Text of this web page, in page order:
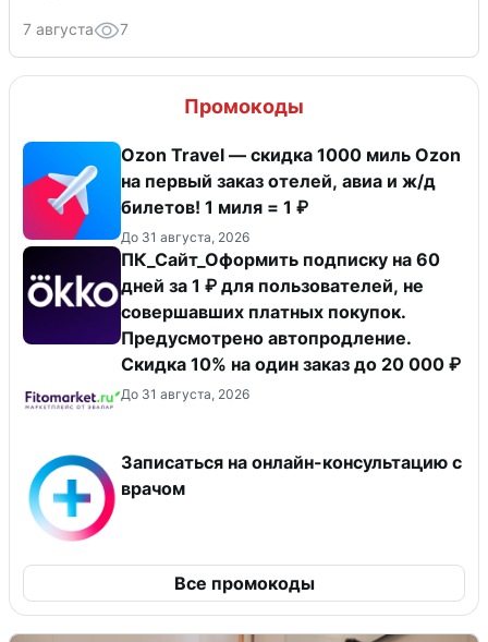
7 августа 7
Промокоды
Ozon Travel — скидка 1000 миль Ozon
на первый заказ отелей, авиа и ж/д
билетов! 1 миля = 1 ₽
До 31 августа, 2026
ПК_Сайт_Оформить подписку на 60
дней за 1 ₽ для пользователей, не
совершавших платных покупок.
Предусмотрено автопродление.
Скидка 10% на один заказ до 20 000 ₽
До 31 августа, 2026
Записаться на онлайн-консультацию с
врачом
Все промокоды